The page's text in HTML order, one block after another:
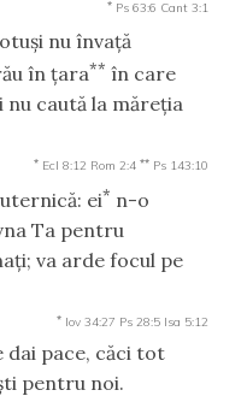
* Ps 63:6 Cant 3:1
nu învaţă
în ţara** în care
nu caută la măreţia
* Ecl 8:12 Rom 2:4 ** Ps 143:10
ei* n-o
Ta pentru
va arde focul pe
* Iov 34:27 Ps 28:5 Isa 5:12
dai pace, căci tot
pentru noi.